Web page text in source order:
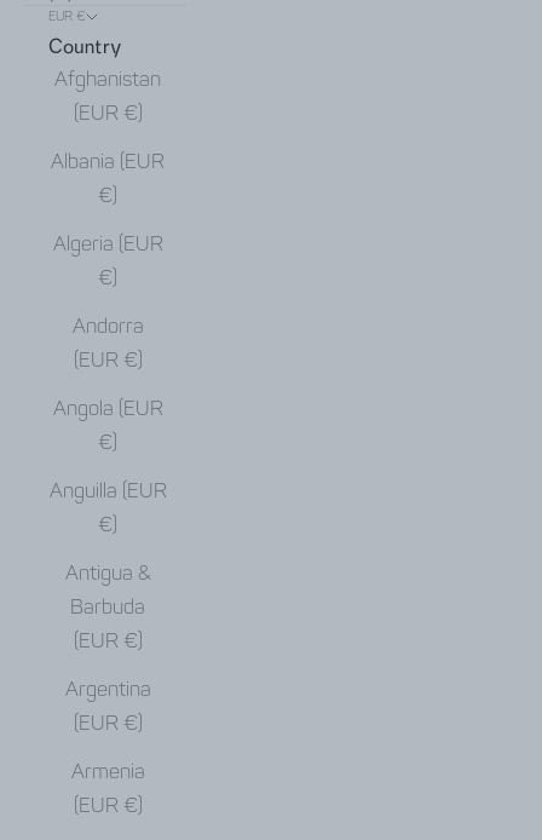
EUR €
Country
Afghanistan
(EUR €)
Albania (EUR
€)
Algeria (EUR
€)
Andorra
(EUR €)
Angola (EUR
€)
Anguilla (EUR
€)
Antigua &
Barbuda
(EUR €)
Argentina
(EUR €)
Armenia
(EUR €)